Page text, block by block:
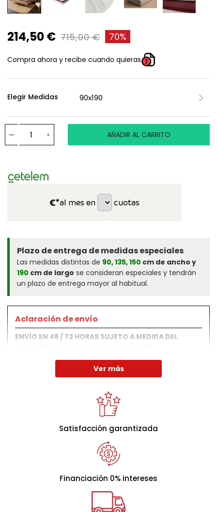
214,50 € 715,00 € 70%
Compra ahora y recibe cuando quieras
Elegir Medidas
AÑADIR AL CARRITO
€*al mes en cuotas
Plazo de entrega de medidas especiales
Las medidas distintas de 90,135,150 cm de ancho y
190 cm de largo se consideran especiales y tendrán
un plazo de entrega mayor al habitual.
Aclaración de envío
ENVÍO EN 48 / 72 HORAS SUJETO A MEDIDA DEL
Su altura terminada es de(+/- 21 cm.)
y la suavidad de sus
acolchados, puede sufrir alguna pequeña variación en
la altura. Todos sus materiales están dotados de
transpirabilidad y resistencia.
Núcleo y acabados artesanales
Núcleo de P.U.R. de alta densidad y firmeza (25
, diseñado para el cliente que busca una
Ver más
Satisfacción garantizada
Financiación 0% intereses